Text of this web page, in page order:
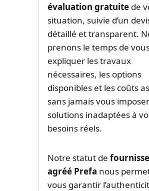
évaluation gratuite de
situation, suivie d’un
détaillé et transparent.
prenons le temps de
expliquer les travaux
nécessaires, les options
disponibles et les coûts
sans jamais vous
solutions inadaptées à
besoins réels.
Notre statut de
agréé Prefa nous
vous garantir